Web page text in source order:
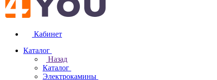
Кабинет
Каталог
Назад
Каталог
Электрокамины